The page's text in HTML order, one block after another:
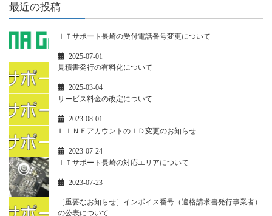
最近の投稿
ＩＴサポート長崎の受付電話番号変更について
2025-07-01
見積書発行の有料化について
2025-03-04
サービス料金の改定について
2023-08-01
ＬＩＮＥアカウントのＩＤ変更のお知らせ
2023-07-24
ＩＴサポート長崎の対応エリアについて
2023-07-23
［重要なお知らせ］インボイス番号（適格請求書発行事業者）
の公表について